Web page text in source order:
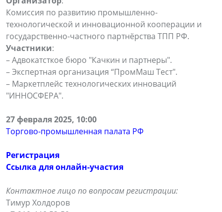
Комиссия по развитию промышленно-
технологической и инновационной кооперации и
государственно-частного партнёрства ТПП РФ.
Участники:
– Адвокатсткое бюро "Качкин и партнеры".
– Экспертная организация “ПромМаш Тест".
– Маркетплейс технологических инноваций
"ИННОСФЕРА".
27 февраля 2025, 10:00
Торгово-промышленная палата РФ
Регистрация
Ссылка для онлайн-участия
Контактное лицо по вопросам регистрации:
Тимур Холдоров